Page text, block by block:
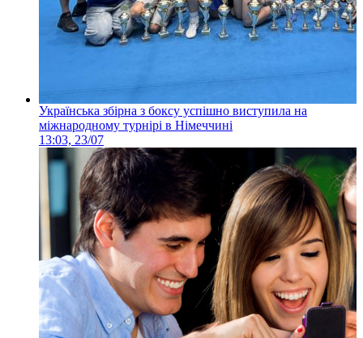
Українська збірна з боксу успішно виступила на
міжнародному турнірі в Німеччині
13:03, 23/07